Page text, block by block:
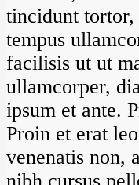
tincidunt tortor,
tempus
facilisis ut ut
ullamcorper,
ipsum et ante.
Proin et erat
venenatis non,